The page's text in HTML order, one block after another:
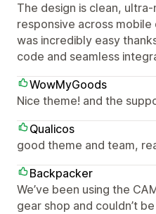
The design is clean,
responsive across
was incredibly easy
code and seamless
WowMyGoods
Nice theme! and the
Qualicos
good theme and team,
Backpacker
We’ve been using the
gear shop and couldn’t